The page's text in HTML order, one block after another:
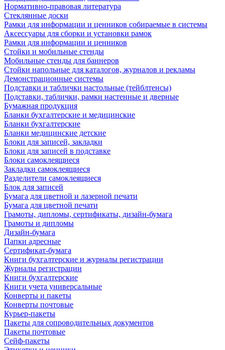
Нормативно-правовая литература
Стеклянные доски
Рамки для информации и ценников собираемые в системы
Аксессуары для сборки и установки рамок
Рамки для информации и ценников
Стойки и мобильные стенды
Мобильные стенды для баннеров
Стойки напольные для каталогов, журналов и рекламы
Демонстрационные системы
Подставки и таблички настольные (тейблтенсы)
Подставки, таблички, рамки настенные и дверные
Бумажная продукция
Бланки бухгалтерские и медицинские
Бланки бухгалтерские
Бланки медицинские детские
Блоки для записей, закладки
Блоки для записей в подставке
Блоки самоклеящиеся
Закладки самоклеящиеся
Разделители самоклеящиеся
Блок для записей
Бумага для цветной и лазерной печати
Бумага для цветной печати
Грамоты, дипломы, сертификаты, дизайн-бумага
Грамоты и дипломы
Дизайн-бумага
Папки адресные
Сертификат-бумага
Книги бухгалтерские и журналы регистрации
Журналы регистрации
Книги бухгалтерские
Книги учета универсальные
Конверты и пакеты
Конверты почтовые
Курьер-пакеты
Пакеты для сопроводительных документов
Пакеты почтовые
Сейф-пакеты